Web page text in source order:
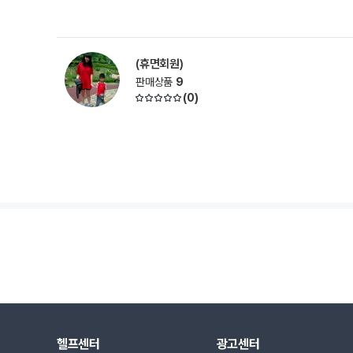
(휴면회원)
판매상품 9
(0)
헬프센터 광고센터